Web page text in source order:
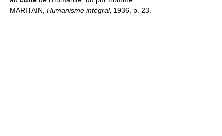
MARITAIN, Humanisme intégral, 1936, p. 23.